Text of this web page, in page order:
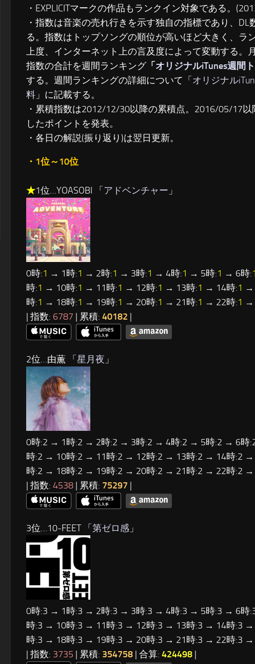
・EXPLICITマークの作品もランクイン対象である。
・指数は音楽の売れ行きを示す独自の指標であり、DL
る。指数はトップソングの順位が高いほど大きく、ラ
上度、インターネット上の言及度によって変動する。
指数の合計を週間ランキング「 オリジナルiTunes週間
する。週間ランキングの詳細について「 オリジナル
料 」に記載する。
・累積指数は2012/12/30以降の累積点。2016/05/17以
したポイントを発表。
・各日の解説(振り返り)は翌日更新。
・1位～10位
★1位…YOASOBI 「 アドベンチャー 」
0時:1 → 1時:1 → 2時:1 → 3時:1 → 4時:1 → 5時:1 → 6時:1
時:1 → 10時:1 → 11時:1 → 12時:1 → 13時:1 → 14時:1 →
時:1 → 18時:1 → 19時:1 → 20時:1 → 21時:1 → 22時:1 →
| 指数: 6787 | 累積: 40182 |
2位…由薫 「 星月夜 」
0時:2 → 1時:2 → 2時:2 → 3時:2 → 4時:2 → 5時:2 → 6時
時:2 → 10時:2 → 11時:2 → 12時:2 → 13時:2 → 14時:2
時:2 → 18時:2 → 19時:2 → 20時:2 → 21時:2 → 22時:2 →
| 指数: 4538 | 累積: 75297 |
3位…10-FEET 「 第ゼロ感 」
0時:3 → 1時:3 → 2時:3 → 3時:3 → 4時:3 → 5時:3 → 6時
時:3 → 10時:3 → 11時:3 → 12時:3 → 13時:3 → 14時:3
時:3 → 18時:3 → 19時:3 → 20時:3 → 21時:3 → 22時:3 →
| 指数: 3735 | 累積: 354758 | 合算: 424498 |